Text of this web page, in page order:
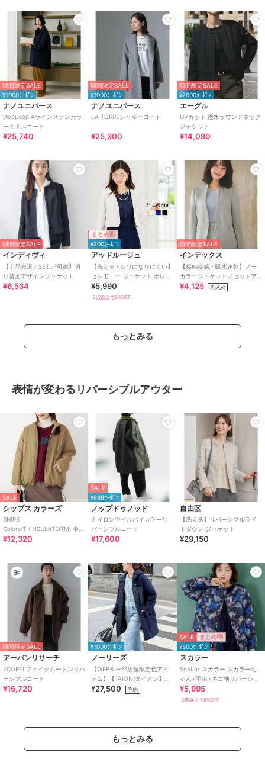
期間限定SALE
¥1000ｸｰﾎﾟﾝ
ナノユニバース
WooLoop Aラインステンカラ
ーミドルコート
¥25,740
期間限定SALE
¥1000ｸｰﾎﾟﾝ
ナノユニバース
LA TORREシャギーコート
¥25,300
期間限定SALE
¥2000ｸｰﾎﾟﾝ
エーグル
UVカット 撥水ラウンドネック
ジャケット
¥14,080
期間限定SALE
インディヴィ
【上品光沢／SETUP可能】切
り替えデザインジャケット
¥6,534
まとめ割
¥200ｸｰﾎﾟﾝ
アッドルージュ
【洗える / シワになりにくい】
セレモニー ジャケット ボレロ
結婚式 7号～23号
¥5,990
2点以上で5%OFF
期間限定SALE
インデックス
【接触冷感／吸水速乾】ノー
カラージャケット／セットア
ップ対応可《洗える／防シワ
¥4,125 再入荷
もっとみる
表情が変わるリバーシブルアウター
SALE
シップス カラーズ
SHIPS
Colors:THINSULATE(TM) 中綿
リバーシブル ブルゾン◇
¥12,320
SALE
¥888ｸｰﾎﾟﾝ
ノップドゥノッド
ナイロンツイルバイカラーリ
バーシブルコート
¥17,600
自由区
【洗える】リバーシブルライ
トダウン ジャケット
¥29,150
期間限定SALE
アーバンリサーチ
ECOPELフェイクムートンリバ
ーシブルコート
¥16,720
¥1000ｸｰﾎﾟﾝ
ノーリーズ
【WEB＆一部店舗限定色アイ
テム】【TAION/タイオン】ボ
ア×ダウンフードロング(リバ
¥27,500 予約
SALE まとめ割
¥500ｸｰﾎﾟﾝ
スカラー
ScoLar スカラー スカラーち
ゃん×宇宙×ネコ柄リバーシブ
ル中綿ブルゾン
¥5,995
2点以上で8%OFF
もっとみる